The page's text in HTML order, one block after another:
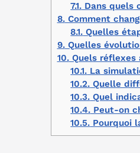
7.1. Dans quels
8.Comment
8.1. Quelles
9.Quelles
10.Quels réflexes
10.1. La
10.2. Quelle
10.3. Quel
10.4. Peut-on
10.5. Pourquoi